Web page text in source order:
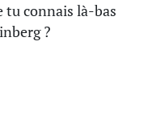
tu connais là-bas
?